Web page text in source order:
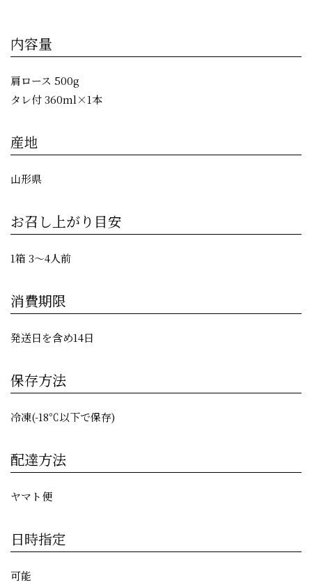
内容量
肩ロース 500g
タレ付 360ml×1本
産地
山形県
お召し上がり目安
1箱 3〜4人前
消費期限
発送日を含め14日
保存方法
冷凍(-18℃以下で保存)
配達方法
ヤマト便
日時指定
可能